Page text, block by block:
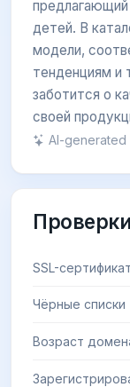
детей. В
модели,
тенденциям и
заботится о
своей
AI-
SSL-сертификат
Чёрные списки
Возраст